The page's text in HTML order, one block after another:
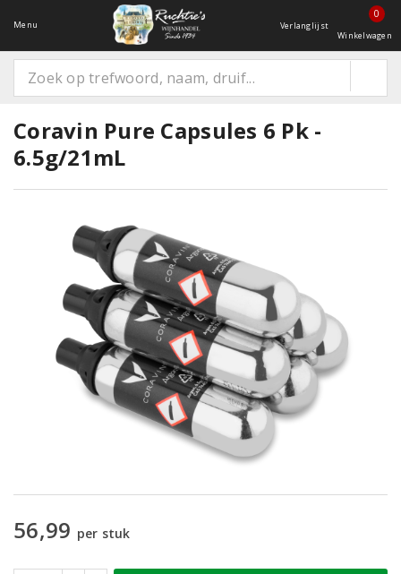
Menu Verlanglijst
0
Winkelwagen
Coravin Pure Capsules 6 Pk -
6.5g/21mL
56,99 per stuk